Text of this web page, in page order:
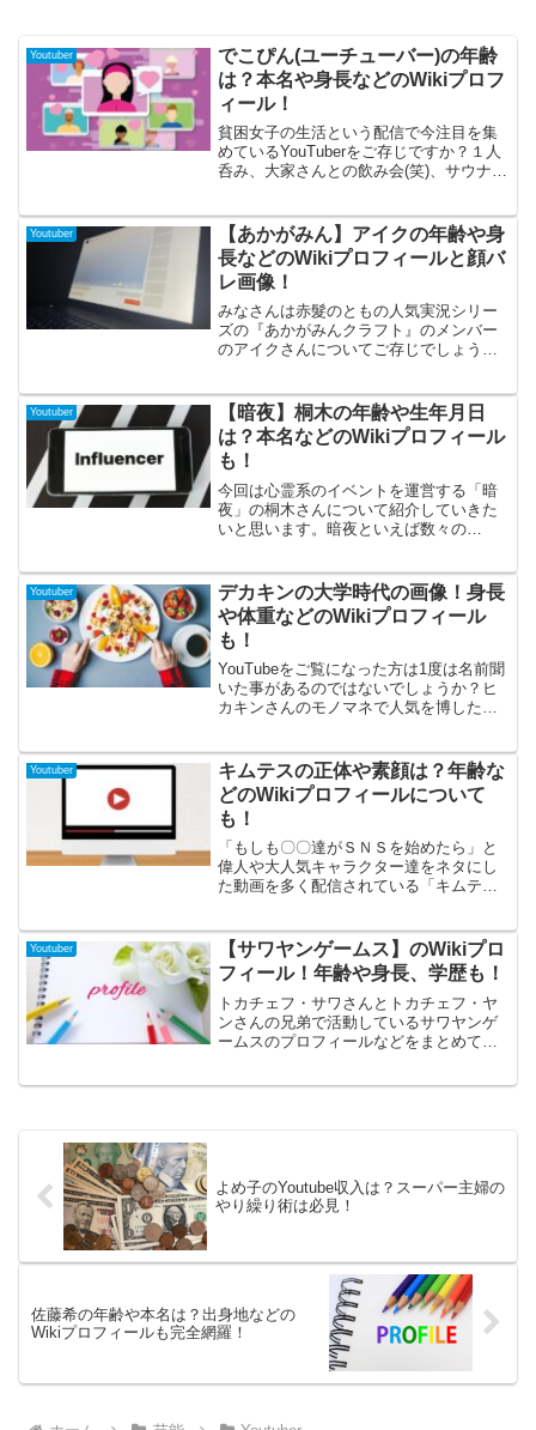
Youtuber
でこぴん(ユーチューバー)の年齢
は？本名や身長などのWikiプロフ
ィール！
貧困女子の生活という配信で今注目を集
めているYouTuberをご存じですか？１人
呑み、大家さんとの飲み会(笑)、サウナ、
きを持つインフルエンサーでこぴんさん
の素顔に迫ってみたいと思います！
Youtuber
【あかがみん】アイクの年齢や身
長などのWikiプロフィールと顔バ
レ画像！
みなさんは赤髮のともの人気実況シリー
ズの『あかがみんクラフト』のメンバー
のアイクさんについてご存じでしょう
可愛がられているゲーム実況者です。今
回はそんなあかがみんメンバーに愛され
ているアイクさんの、プロフィールやプ
ライベート写真について調べてみまし
た。この記事を読めばアイクさんがどの
ような人物でどのような人柄なのかが理
解できると思います。それでは見ていき
ましょう。
Youtuber
【暗夜】桐木の年齢や生年月日
は？本名などのWikiプロフィール
も！
今回は心霊系のイベントを運営する「暗
夜」の桐木さんについて紹介していきた
いと思います。暗夜といえば数々の
心霊好きにはかなり有名になってきてい
ます。Youtuberの動画の中で紹介される
ことは多いですが、実は暗夜としての公
式チャンネルや桐木さんも個人で動画を
上げるなどの活動も行っており、企画の
動画などでは見られない場面などもちら
ほら上げられているので心霊ファンの間
でじわじわと話題となっています。そん
ましたので、気になる方はぜひ最後まで
読んでいってくださいね！
Youtuber
デカキンの大学時代の画像！身長
や体重などのWikiプロフィール
も！
YouTubeをご覧になった方は1度は名前聞
いた事があるのではないでしょうか？ヒ
カキンさんのモノマネで人気を博したデ
画をたくさん投稿しているデカキンさ
ん、その登録者はなんと100万人です！そ
んな超人気者のデカキンさんのプロフィ
ールに今回は迫ってみました。是非、最
後までご覧いただけると嬉しいです♪
Youtuber
キムテスの正体や素顔は？年齢な
どのWikiプロフィールについて
も！
「もしも〇〇達がＳＮＳを始めたら」と
偉人や大人気キャラクター達をネタにし
た動画を多く配信されている「キムテ
しまいます。こんなに面白い企画を多く
配信されている「キムテス」さんの本名
や出身地などのプロフィールをまとめて
みました。
Youtuber
【サワヤンゲームス】のWikiプロ
フィール！年齢や身長、学歴も！
トカチェフ・サワさんとトカチェフ・ヤ
ンさんの兄弟で活動しているサワヤンゲ
ームスのプロフィールなどをまとめてみ
よめ子のYoutube収入は？スーパー主婦の
やり繰り術は必見！
佐藤希の年齢や本名は？出身地などの
Wikiプロフィールも完全網羅！